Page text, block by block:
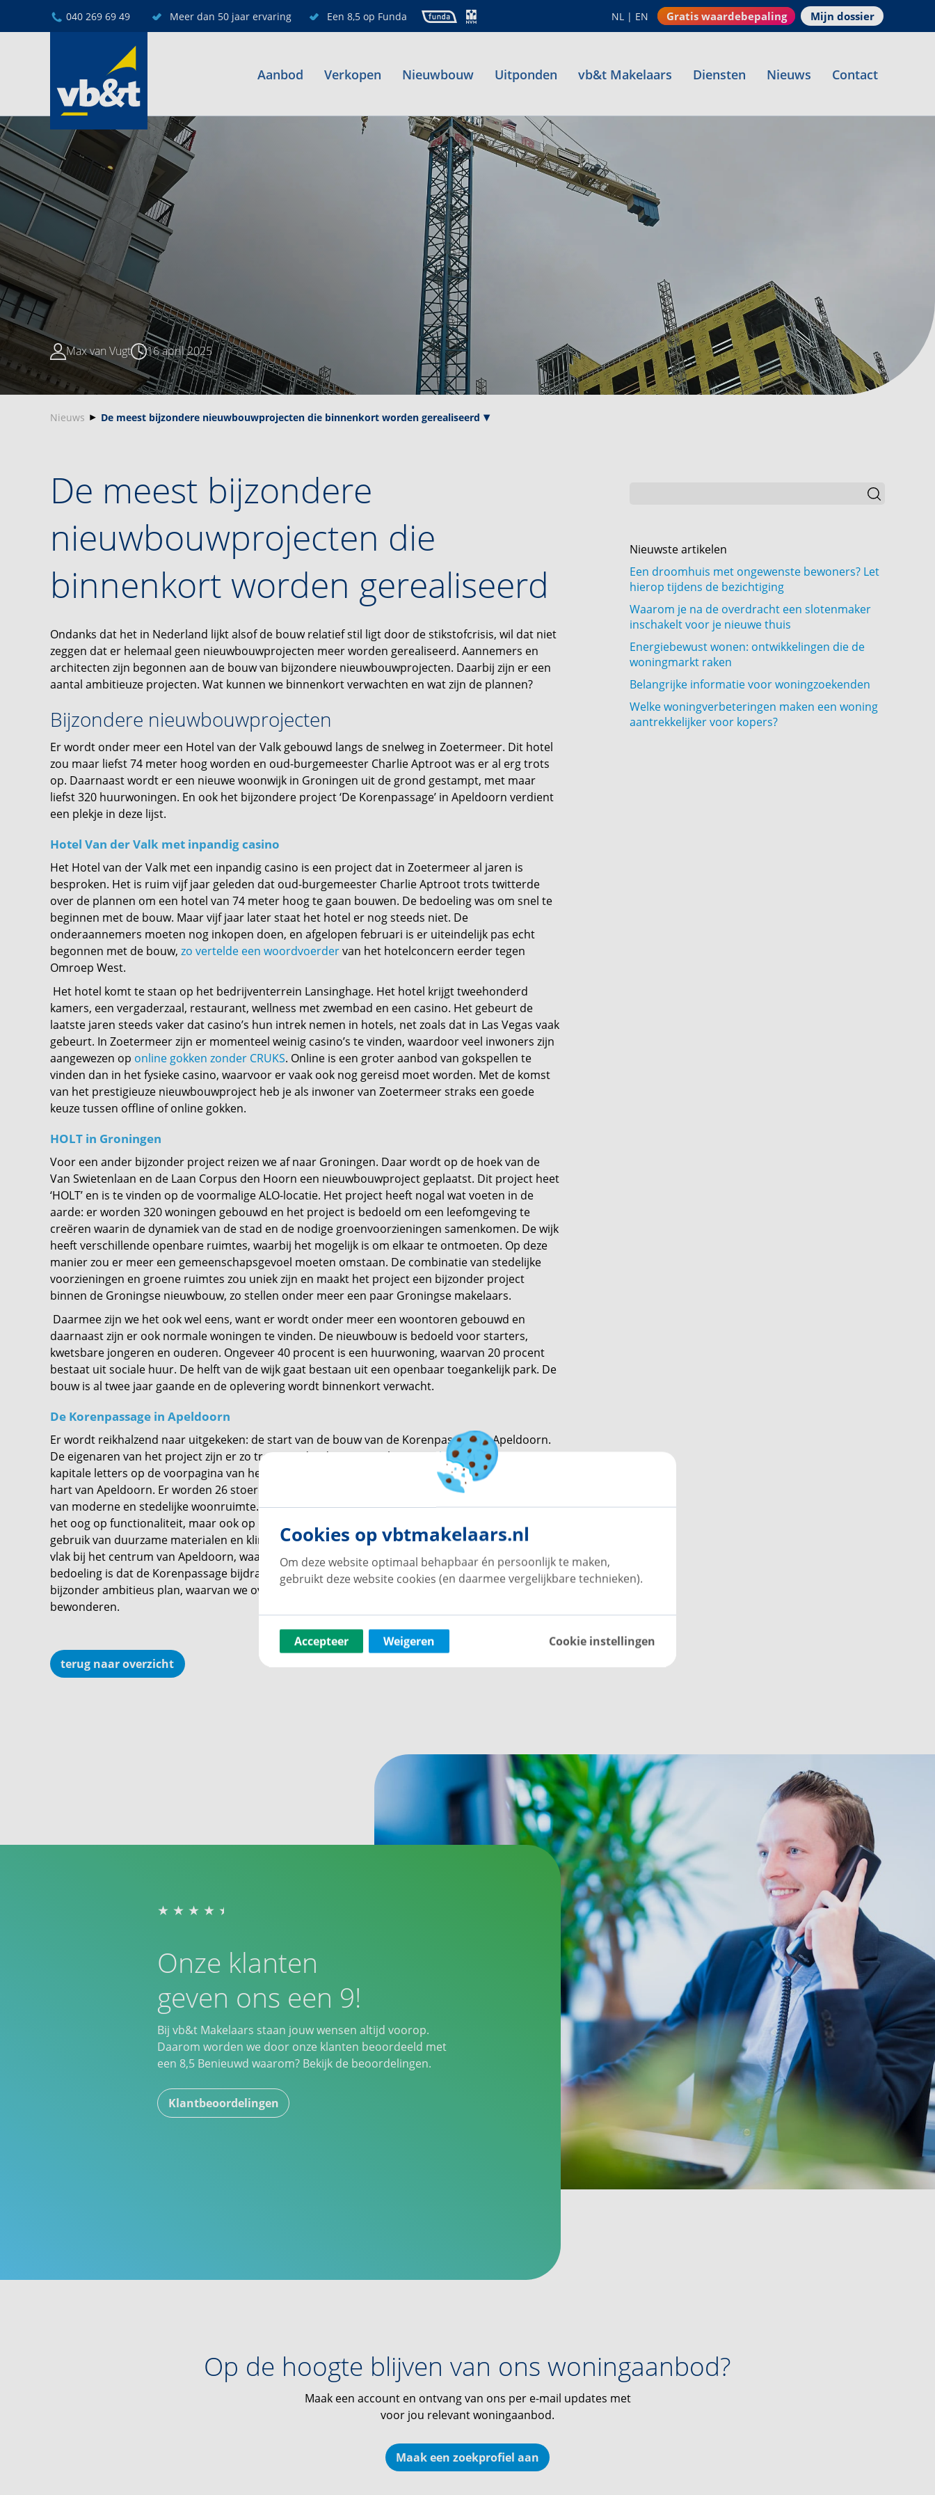
040 269 69 49 Meer dan 50 jaar ervaring Een 8,5 op Funda NL | EN Gratis waardebepaling Mijn dossier
Aanbod Verkopen Nieuwbouw Uitponden vb&t Makelaars Diensten Nieuws Contact
Max van Vugt 16 april 2025
Nieuws De meest bijzondere nieuwbouwprojecten die binnenkort worden gerealiseerd
De meest bijzondere
nieuwbouwprojecten die
binnenkort worden gerealiseerd
Ondanks dat het in Nederland lijkt alsof de bouw relatief stil ligt door de stikstofcrisis, wil dat niet
zeggen dat er helemaal geen nieuwbouwprojecten meer worden gerealiseerd. Aannemers en
architecten zijn begonnen aan de bouw van bijzondere nieuwbouwprojecten. Daarbij zijn er een
aantal ambitieuze projecten. Wat kunnen we binnenkort verwachten en wat zijn de plannen?
Bijzondere nieuwbouwprojecten
Er wordt onder meer een Hotel van der Valk gebouwd langs de snelweg in Zoetermeer. Dit hotel
zou maar liefst 74 meter hoog worden en oud-burgemeester Charlie Aptroot was er al erg trots
op. Daarnaast wordt er een nieuwe woonwijk in Groningen uit de grond gestampt, met maar
liefst 320 huurwoningen. En ook het bijzondere project ‘De Korenpassage’ in Apeldoorn verdient
een plekje in deze lijst.
Hotel Van der Valk met inpandig casino
Het Hotel van der Valk met een inpandig casino is een project dat in Zoetermeer al jaren is
besproken. Het is ruim vijf jaar geleden dat oud-burgemeester Charlie Aptroot trots twitterde
over de plannen om een hotel van 74 meter hoog te gaan bouwen. De bedoeling was om snel te
beginnen met de bouw. Maar vijf jaar later staat het hotel er nog steeds niet. De
onderaannemers moeten nog inkopen doen, en afgelopen februari is er uiteindelijk pas echt
begonnen met de bouw, zo vertelde een woordvoerdervan het hotelconcern eerder tegen
Omroep West.
Het hotel komt te staan op het bedrijventerrein Lansinghage. Het hotel krijgt tweehonderd
kamers, een vergaderzaal, restaurant, wellness met zwembad en een casino. Het gebeurt de
laatste jaren steeds vaker dat casino’s hun intrek nemen in hotels, net zoals dat in Las Vegas vaak
gebeurt. In Zoetermeer zijn er momenteel weinig casino’s te vinden, waardoor veel inwoners zijn
aangewezen op online gokken zonder CRUKS. Online is een groter aanbod van gokspellen te
vinden dan in het fysieke casino, waarvoor er vaak ook nog gereisd moet worden. Met de komst
van het prestigieuze nieuwbouwproject heb je als inwoner van Zoetermeer straks een goede
keuze tussen offline of online gokken.
HOLT in Groningen
Voor een ander bijzonder project reizen we af naar Groningen. Daar wordt op de hoek van de
Van Swietenlaan en de Laan Corpus den Hoorn een nieuwbouwproject geplaatst. Dit project heet
‘HOLT’ en is te vinden op de voormalige ALO-locatie. Het project heeft nogal wat voeten in de
aarde: er worden 320 woningen gebouwd en het project is bedoeld om een leefomgeving te
creëren waarin de dynamiek van de stad en de nodige groenvoorzieningen samenkomen. De wijk
heeft verschillende openbare ruimtes, waarbij het mogelijk is om elkaar te ontmoeten. Op deze
manier zou er meer een gemeenschapsgevoel moeten omstaan. De combinatie van stedelijke
voorzieningen en groene ruimtes zou uniek zijn en maakt het project een bijzonder project
binnen de Groningse nieuwbouw, zo stellen onder meer een paar Groningse makelaars.
Daarmee zijn we het ook wel eens, want er wordt onder meer een woontoren gebouwd en
daarnaast zijn er ook normale woningen te vinden. De nieuwbouw is bedoeld voor starters,
kwetsbare jongeren en ouderen. Ongeveer 40 procent is een huurwoning, waarvan 20 procent
bestaat uit sociale huur. De helft van de wijk gaat bestaan uit een openbaar toegankelijk park. De
bouw is al twee jaar gaande en de oplevering wordt binnenkort verwacht.
De Korenpassage in Apeldoorn
Er wordt reikhalzend naar uitgekeken: de start van de bouw van de Korenpassage in Apeldoorn.
De eigenaren van het project zijn er zo trots op, dat de start van hetnieuwbouwprojectin
kapitale letters op de voorpagina van het project is geplaatst. Het project komt te staan in het
hart van Apeldoorn. Er worden 26 stoere stadswoningen gebouwd die voldoen aan de behoefte
van moderne en stedelijke woonruimte. De woningen zijn door de architect vormgegeven met
het oog op functionaliteit, maar ook op esthetiek. Daarbij is er rekening gehouden met het
gebruik van duurzame materialen en klimaatvriendelijke bouwmethoden. De woningen liggen
vlak bij het centrum van Apeldoorn, waardoor belangrijke voorzieningen nooit ver weg zijn. De
bedoeling is dat de Korenpassage bijdraagt aan de verlevendiging van het centrumgebied. Een
bijzonder ambitieus plan, waarvan we over een paar jaar graag het eindresultaat willen
bewonderen.
terug naar overzicht
Nieuwste artikelen
Een droomhuis met ongewenste bewoners? Let
hierop tijdens de bezichtiging
Waarom je na de overdracht een slotenmaker
inschakelt voor je nieuwe thuis
Energiebewust wonen: ontwikkelingen die de
woningmarkt raken
Belangrijke informatie voor woningzoekenden
Welke woningverbeteringen maken een woning
aantrekkelijker voor kopers?
Onze klanten
geven ons een 9!
Bij vb&t Makelaars staan jouw wensen altijd voorop.
Daarom worden we door onze klanten beoordeeld met
een 8,5 Benieuwd waarom? Bekijk de beoordelingen.
Klantbeoordelingen
Op de hoogte blijven van ons woningaanbod?
Maak een account en ontvang van ons per e-mail updates met
voor jou relevant woningaanbod.
Maak een zoekprofiel aan
Cookies op vbtmakelaars.nl
Om deze website optimaal behapbaar én persoonlijk te maken,
gebruikt deze website cookies (en daarmee vergelijkbare technieken).
Accepteer Weigeren Cookie instellingen